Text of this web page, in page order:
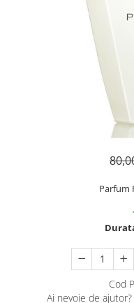
Parfum
Cod
Ai nevoie de ajutor?